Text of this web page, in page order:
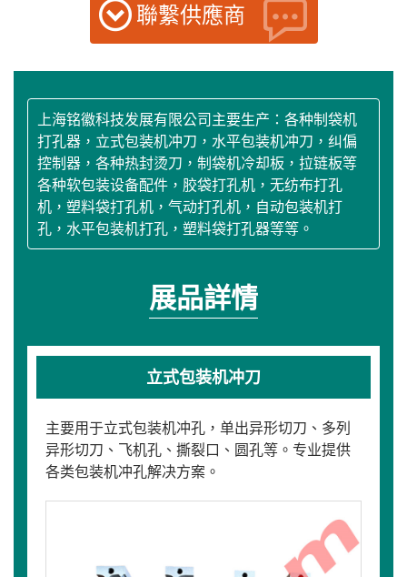
聯繫供應商
上海铭徽科技发展有限公司主要生产：各种制袋机
打孔器，立式包装机冲刀，水平包装机冲刀，纠偏
控制器，各种热封烫刀，制袋机冷却板，拉链板等
各种软包装设备配件，胶袋打孔机，无纺布打孔
机，塑料袋打孔机，气动打孔机，自动包装机打
孔，水平包装机打孔，塑料袋打孔器等等。
展品詳情
立式包装机冲刀
主要用于立式包装机冲孔，单出异形切刀、多列
异形切刀、飞机孔、撕裂口、圆孔等。专业提供
各类包装机冲孔解决方案。